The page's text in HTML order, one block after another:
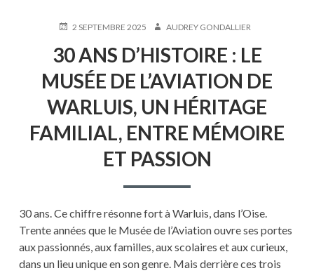
D'ARIANE
PUBLIÉ2 SEPTEMBRE 2025 AUTEUR
AUDREY GONDALLIER
30 ANS D’HISTOIRE : LE
MUSÉE DE L’AVIATION DE
WARLUIS, UN HÉRITAGE
FAMILIAL, ENTRE MÉMOIRE
ET PASSION
30 ans. Ce chiffre résonne fort à Warluis, dans l’Oise.
Trente années que le Musée de l’Aviation ouvre ses portes
aux passionnés, aux familles, aux scolaires et aux curieux,
dans un lieu unique en son genre. Mais derrière ces trois